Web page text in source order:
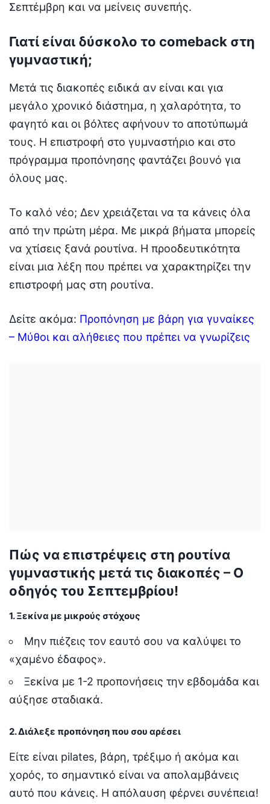
Σεπτέμβρη και να μείνεις συνεπής.
Γιατί είναι δύσκολο το comeback στη
γυμναστική;
Μετά τις διακοπές ειδικά αν είναι και για
μεγάλο χρονικό διάστημα, η χαλαρότητα, το
φαγητό και οι βόλτες αφήνουν το αποτύπωμά
τους. Η επιστροφή στο γυμναστήριο και στο
πρόγραμμα προπόνησης φαντάζει βουνό για
όλους μας.
Το καλό νέο; Δεν χρειάζεται να τα κάνεις όλα
από την πρώτη μέρα. Με μικρά βήματα μπορείς
να χτίσεις ξανά ρουτίνα. Η προοδευτικότητα
είναι μια λέξη που πρέπει να χαρακτηρίζει την
επιστροφή μας στη ρουτίνα.
Δείτε ακόμα: Προπόνηση με βάρη για γυναίκες
– Μύθοι και αλήθειες που πρέπει να γνωρίζεις
Πώς να επιστρέψεις στη ρουτίνα
γυμναστικής μετά τις διακοπές – Ο
οδηγός του Σεπτεμβρίου!
1. Ξεκίνα με μικρούς στόχους
Μην πιέζεις τον εαυτό σου να καλύψει το
«χαμένο έδαφος».
Ξεκίνα με 1-2 προπονήσεις την εβδομάδα και
αύξησε σταδιακά.
2. Διάλεξε προπόνηση που σου αρέσει
Είτε είναι pilates, βάρη, τρέξιμο ή ακόμα και
χορός, το σημαντικό είναι να απολαμβάνεις
αυτό που κάνεις. Η απόλαυση φέρνει συνέπεια!